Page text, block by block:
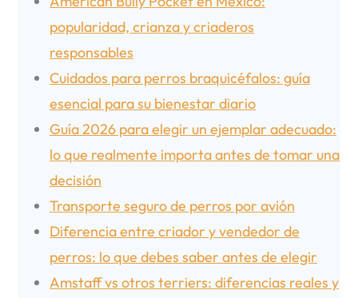
popularidad, crianza y criaderos
responsables
Cuidados para perros braquicéfalos: guía
esencial para su bienestar diario
Guía 2026 para elegir un ejemplar adecuado:
lo que realmente importa antes de tomar una
decisión
Transporte seguro de perros por avión
Diferencia entre criador y vendedor de
perros: lo que debes saber antes de elegir
Amstaff vs otros terriers: diferencias reales y